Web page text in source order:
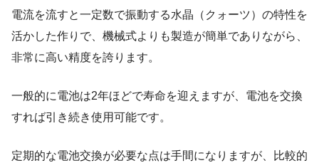
電流を流すと一定数で振動する水晶（クォーツ）の特性を
活かした作りで、機械式よりも製造が簡単でありながら、
非常に高い精度を誇ります。
一般的に電池は2年ほどで寿命を迎えますが、電池を交換
すれば引き続き使用可能です。
定期的な電池交換が必要な点は手間になりますが、比較的